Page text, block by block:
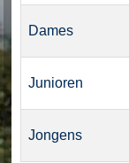
Dames
Junioren
Jongens